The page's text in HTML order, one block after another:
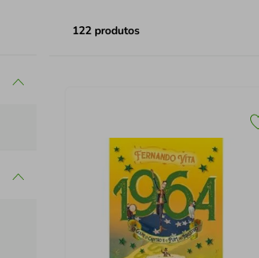
122 produtos